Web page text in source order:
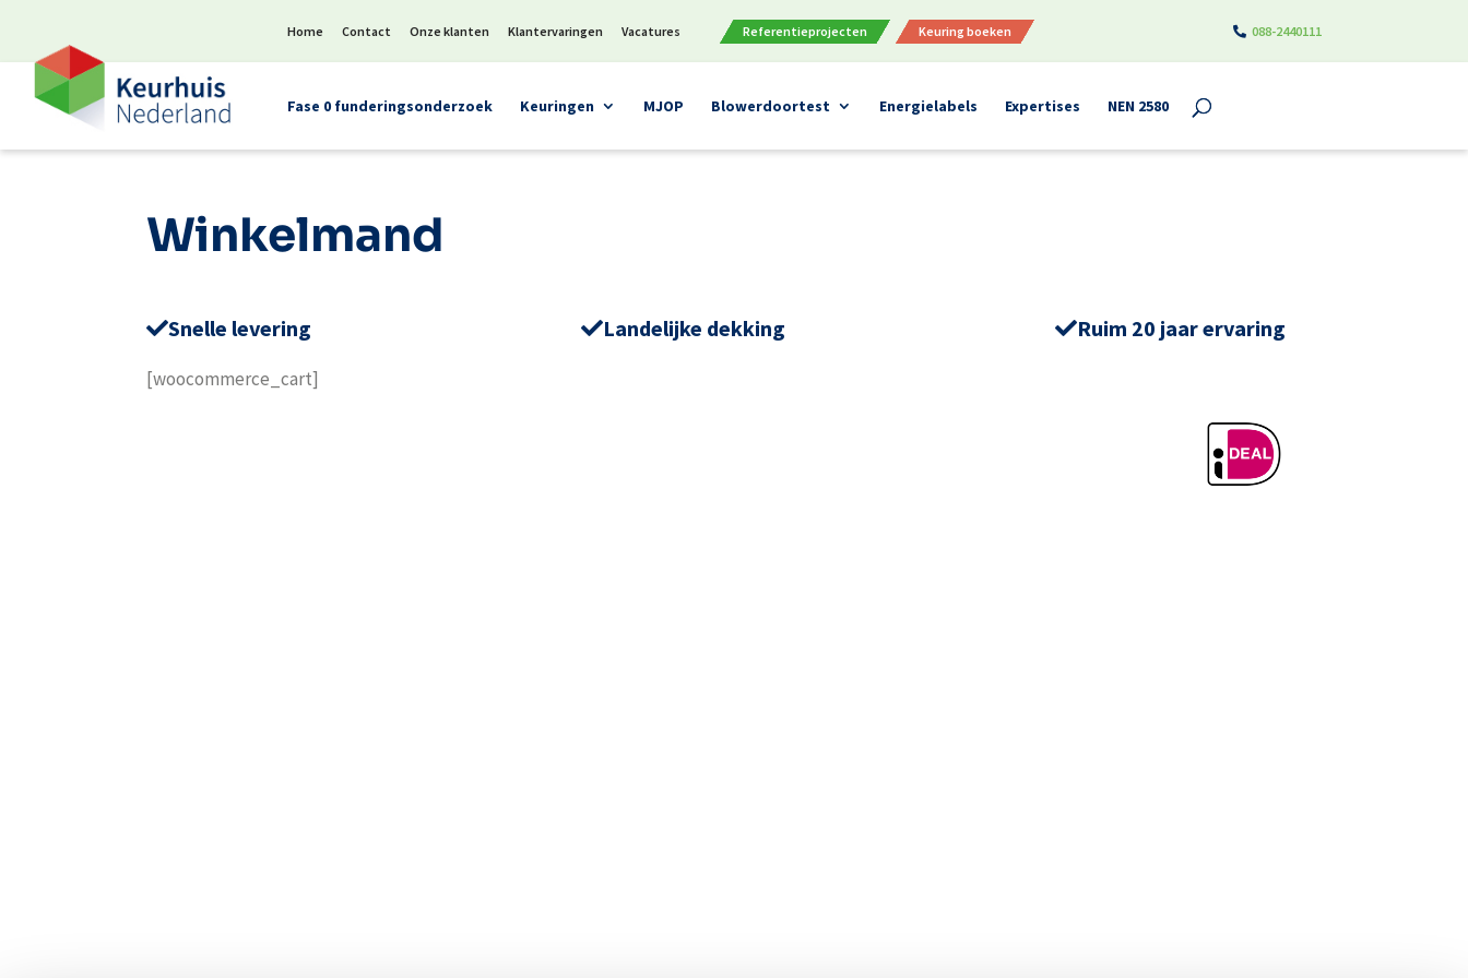
Home Contact Onze klanten Klantervaringen Vacatures Referentieprojecten Keuring boeken 088-2440111
Fase 0 funderingsonderzoek Keuringen MJOP Blowerdoortest Energielabels Expertises NEN 2580
Winkelmand
Snelle levering Landelijke dekking Ruim 20 jaar ervaring
[woocommerce_cart]